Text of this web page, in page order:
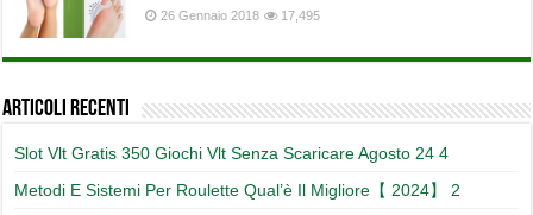
26 Gennaio 2018 17,495
Articoli recenti
Slot Vlt Gratis 350 Giochi Vlt Senza Scaricare Agosto 24 4
Metodi E Sistemi Per Roulette Qual’è Il Migliore【 2024】 2